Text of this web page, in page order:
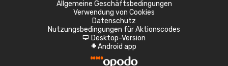
Allgemeine Geschäftsbedingungen
Verwendung von Cookies
Datenschutz
Nutzungsbedingungen für Aktionscodes
d Desktop-Version
A Android app